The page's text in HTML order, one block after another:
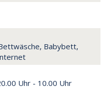
Babybett,
Uhr - 10.00 Uhr